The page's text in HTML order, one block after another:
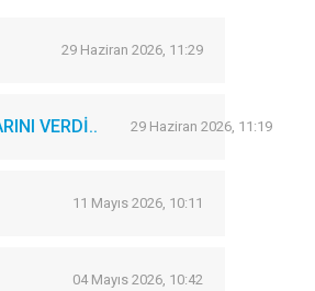
29 Haziran 2026, 11:29
VERDİ.. 29 Haziran 2026, 11:19
11 Mayıs 2026, 10:11
04 Mayıs 2026, 10:42